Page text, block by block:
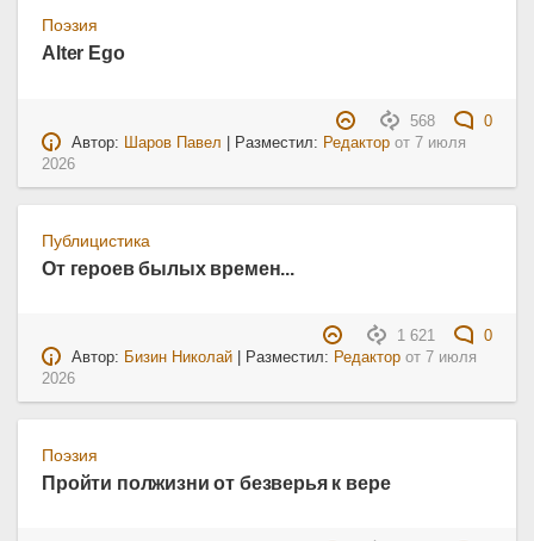
Поэзия
Alter Ego
568
0
Автор:
Шаров Павел | Разместил: Редактор от7 июля
2026
Публицистика
От героев былых времен...
1 621
0
Автор: Бизин Николай | Разместил: Редактор от 7 июля
2026
Поэзия
Пройти полжизни от безверья к вере